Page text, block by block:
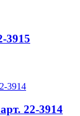
3915
22-3914